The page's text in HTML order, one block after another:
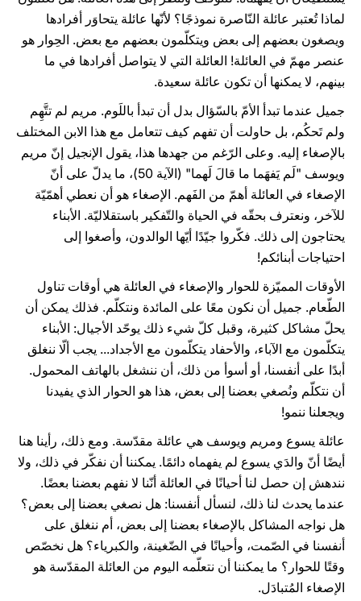
لماذا تُعتبر عائلة النّاصرة نموذجًا؟ لأنّها عائلة يتحاوَر أفرادها
ويصغون بعضهم إلى بعض ويتكلّمون بعضهم مع بعض. الحِوار هو
عنصر مهمّ في العائلة! العائلة التي لا يتواصل أفرادها في ما
بينهم، لا يمكنها أن تكون عائلة سعيدة.
جميل عندما تبدأ الأمّ بالسّؤال بدل أن تبدأ باللَوم. مريم لم تتَّهِم
ولم تَحكُم، بل حاولت أن تفهم كيف تتعامل مع هذا الابن المختلف
بالإصغاء إليه. وعلى الرّغم من جهدها هذا، يقول الإنجيل إنّ مريم
ويوسف "لَم يَفهَما ما قالَ لَهما" (الآية 50)، ما يدلّ على أنّ
الإصغاء في العائلة أهمّ من الفَهم. الإصغاء هو أن نعطي أهمّيّة
للآخر، ونعترف بحقّه في الحياة والتّفكير باستقلاليّة. الأبناء
يحتاجون إلى ذلك. فكّروا جيّدًا أيّها الوالدون، وأصغوا إلى
احتياجات أبنائكم!
الأوقات المميّزة للحوار والإصغاء في العائلة هي أوقات تناول
الطّعام. جميل أن نكون معًا على المائدة ونتكلّم. فذلك يمكن أن
يحلّ مشاكل كثيرة، وقبل كلّ شيء ذلك يوحّد الأجيال: الأبناء
يتكلّمون مع الآباء، والأحفاد يتكلّمون مع الأجداد... يجب ألّا ننغلق
أبدًا على أنفسنا، أو أسوأ من ذلك، أن ننشغل بالهاتف المحمول.
أن نتكلّم ونُصغي بعضنا إلى بعض، هذا هو الحوار الذي يفيدنا
ويجعلنا ننمو!
عائلة يسوع ومريم ويوسف هي عائلة مقدّسة. ومع ذلك، رأينا هنا
أيضًا أنّ والدَي يسوع لم يفهماه دائمًا. يمكننا أن نفكّر في ذلك، ولا
نندهش إن حصل لنا أحيانًا في العائلة أنّنا لا نفهم بعضنا بعضًا.
عندما يحدث لنا ذلك، لنسأل أنفسنا: هل نصغي بعضنا إلى بعض؟
هل نواجه المشاكل بالإصغاء بعضنا إلى بعض، أم ننغلق على
أنفسنا في الصّمت، وأحيانًا في الضّغينة، والكبرياء؟ هل نخصّص
وقتًا للحوار؟ ما يمكننا أن نتعلّمه اليوم من العائلة المقدّسة هو
الإصغاء المُتبادَل.